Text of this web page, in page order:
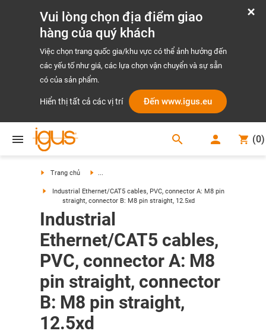
Vui lòng chọn địa điểm giao
hàng của quý khách
Việc chọn trang quốc gia/khu vực có thể ảnh hưởng đến
các yếu tố như giá, các lựa chọn vận chuyển và sự sẵn
có của sản phẩm.
Hiển thị tất cả các vị trí Đến www.igus.eu
search (0)
Trang chủ ...
Industrial Ethernet/CAT5 cables, PVC, connector A: M8 pin
straight, connector B: M8 pin straight, 12.5xd
Industrial
Ethernet/CAT5 cables,
PVC, connector A: M8
pin straight, connector
B: M8 pin straight,
12.5xd